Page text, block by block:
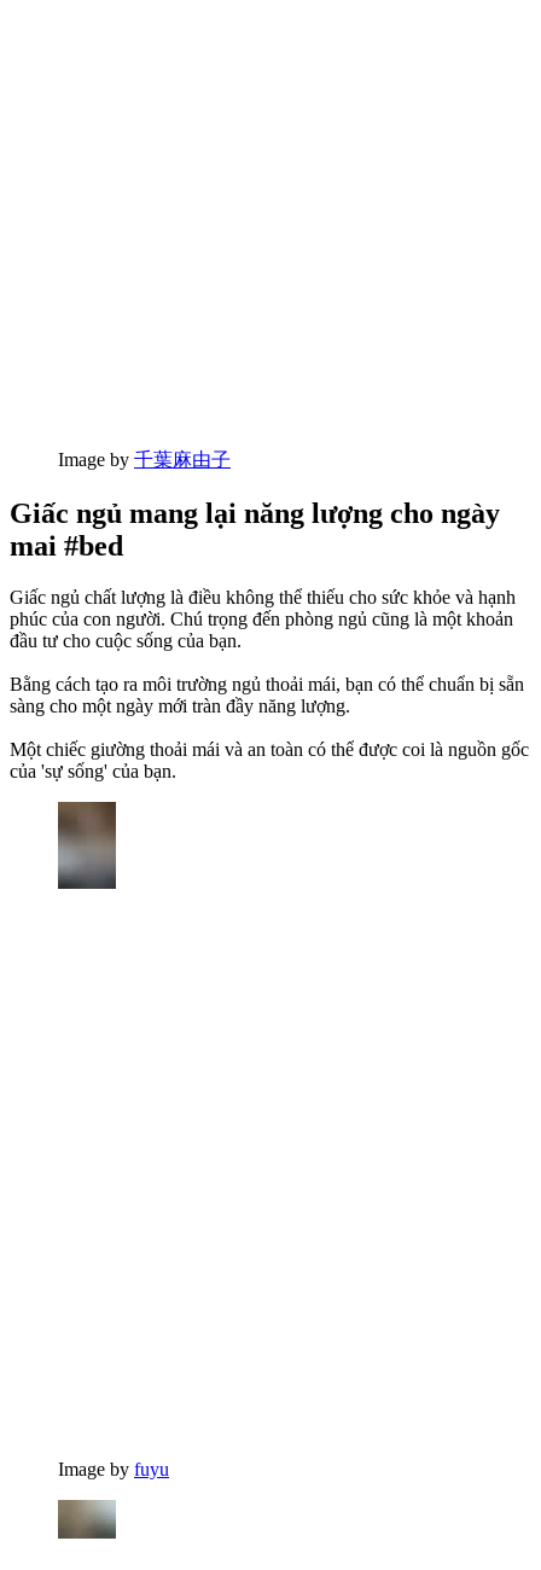
Image by 千葉麻由子
Giấc ngủ mang lại năng lượng cho ngày
mai #bed
Giấc ngủ chất lượng là điều không thể thiếu cho sức khỏe và hạnh
phúc của con người. Chú trọng đến phòng ngủ cũng là một khoản
đầu tư cho cuộc sống của bạn.
Bằng cách tạo ra môi trường ngủ thoải mái, bạn có thể chuẩn bị sẵn
sàng cho một ngày mới tràn đầy năng lượng.
Một chiếc giường thoải mái và an toàn có thể được coi là nguồn gốc
của 'sự sống' của bạn.
Image by fuyu